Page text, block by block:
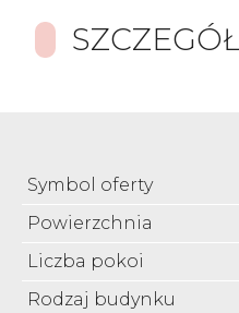
Symbol oferty
Powierzchnia
Liczba pokoi
Rodzaj budynku